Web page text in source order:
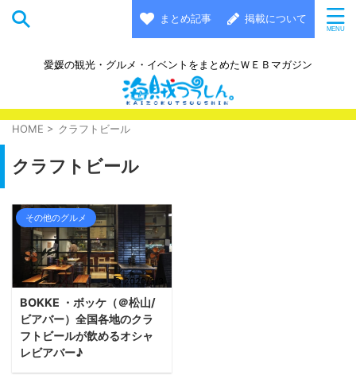
まとめ記事 掲載について
愛媛の観光・グルメ・イベントをまとめたＷＥＢマガジン
HOME > クラフトビール
クラフトビール
その他のグルメ
2020/3/3
BOKKE ・ボッケ（＠松山/
ビアバー）全国各地のクラ
フトビールが飲めるオシャ
レビアバー♪